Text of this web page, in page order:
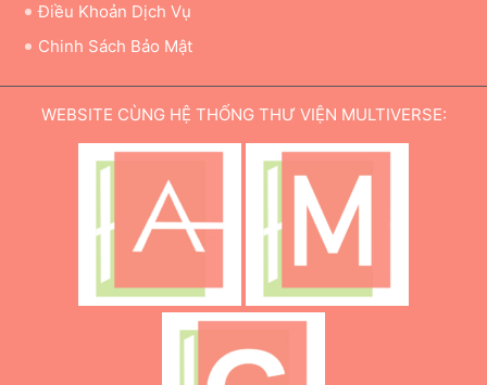
Điều Khoản Dịch Vụ
Chinh Sách Bảo Mật
WEBSITE CÙNG HỆ THỐNG THƯ VIỆN MULTIVERSE: